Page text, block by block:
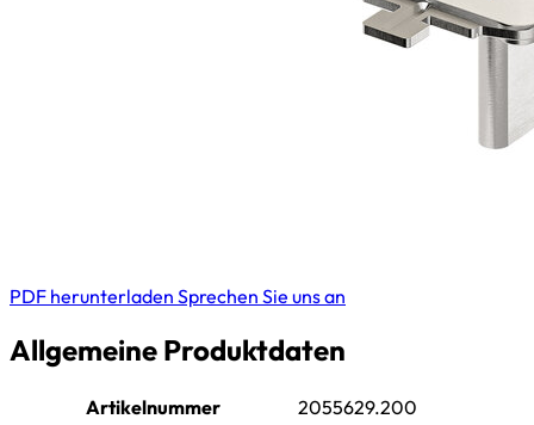
PDF herunterladen Sprechen Sie uns an
Allgemeine Produktdaten
Artikelnummer
2055629.200